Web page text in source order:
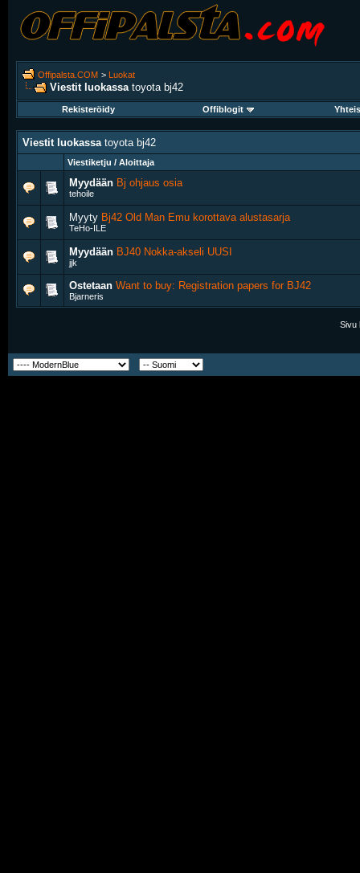
Offipalsta.COM > Luokat
Viestit luokassa toyota bj42
Rekisteröidy Offiblogit
Viestit luokassa toyota bj42
Viestiketju / Aloittaja
Myydään Bj ohjaus osia
tehoile
Myyty Bj42 Old Man Emu korottava alustasarja
TeHo-ILE
Myydään BJ40 Nokka-akseli UUSI
jjk
Ostetaan Want to buy: Registration papers for BJ42
Bjarneris
Sivu